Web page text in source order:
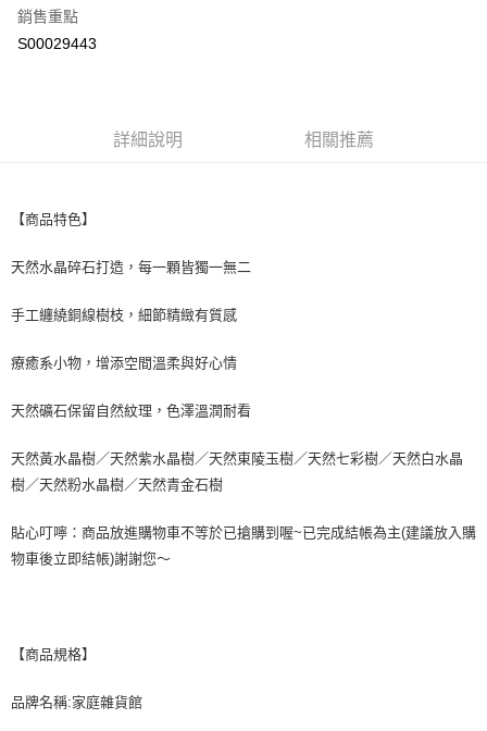
全家取貨付款
每筆NT$60，滿NT$499(含以上)免運費
7-11取貨付款
付款後7-11取貨
每筆NT$60，滿NT$499(含以上)免運費
每筆NT$80，滿NT$799(含以上)免運費
每筆NT$80，滿NT$799(含以上)免運費
銷售重點
S00029443
詳細說明 相關推薦
【商品特色】
天然水晶碎石打造，每一顆皆獨一無二
手工纏繞銅線樹枝，細節精緻有質感
療癒系小物，增添空間溫柔與好心情
天然礦石保留自然紋理，色澤溫潤耐看
天然黃水晶樹／天然紫水晶樹／天然東陵玉樹／天然七彩樹／天然白水晶
樹／天然粉水晶樹／天然青金石樹
貼心叮嚀：商品放進購物車不等於已搶購到喔~已完成結帳為主(建議放入購
物車後立即結帳)謝謝您～
【商品規格】
品牌名稱:家庭雜貨館